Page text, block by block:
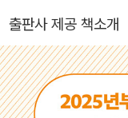
출판사 제공 책소개